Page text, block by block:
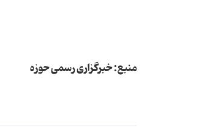
منبع: خبرگزاری رسمی حوزه